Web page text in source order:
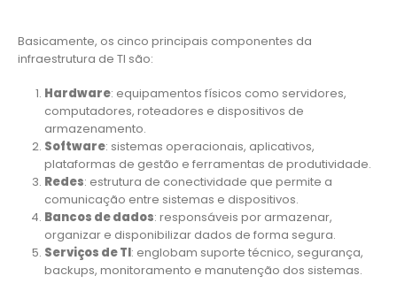
Basicamente, os cinco principais componentes da
infraestrutura de TI são:
Hardware: equipamentos físicos como servidores,
computadores, roteadores e dispositivos de
armazenamento.
Software: sistemas operacionais, aplicativos,
plataformas de gestão e ferramentas de produtividade.
Redes: estrutura de conectividade que permite a
comunicação entre sistemas e dispositivos.
Bancos de dados: responsáveis por armazenar,
organizar e disponibilizar dados de forma segura.
Serviços de TI: englobam suporte técnico, segurança,
backups, monitoramento e manutenção dos sistemas.